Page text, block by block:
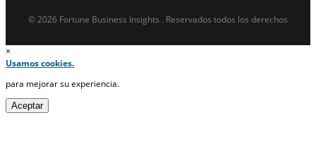
© 2026 Fortune Business Insights . Reservados todos los derechos
×
Usamos cookies.
para mejorar su experiencia.
Aceptar